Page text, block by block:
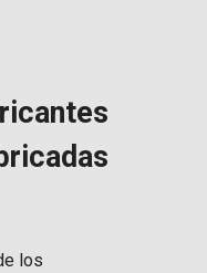
los